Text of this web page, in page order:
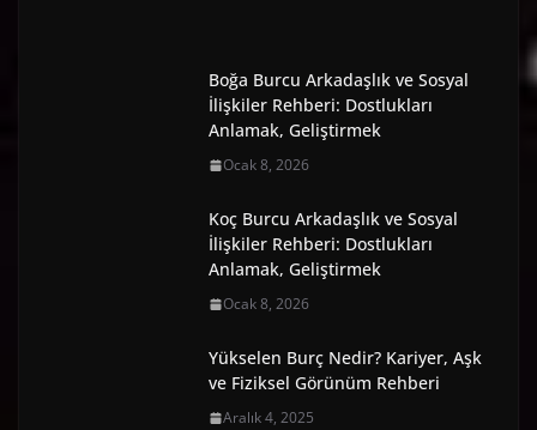
Boğa Burcu Arkadaşlık ve Sosyal
İlişkiler Rehberi: Dostlukları
Anlamak, Geliştirmek
Ocak 8, 2026
Koç Burcu Arkadaşlık ve Sosyal
İlişkiler Rehberi: Dostlukları
Anlamak, Geliştirmek
Ocak 8, 2026
Yükselen Burç Nedir? Kariyer, Aşk
ve Fiziksel Görünüm Rehberi
Aralık 4, 2025